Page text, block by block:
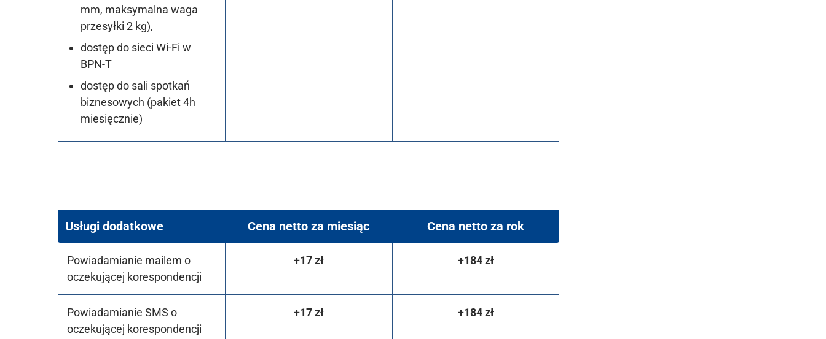
mm, maksymalna waga
przesyłki 2 kg),
dostęp do sieci Wi-Fi w
BPN-T
dostęp do sali spotkań
biznesowych (pakiet 4h
miesięcznie)
Usługi dodatkowe Cena netto za miesiąc Cena netto za rok
Powiadamianie mailem o
oczekującej korespondencji
+17 zł +184 zł
Powiadamianie SMS o
oczekującej korespondencji
+17 zł +184 zł